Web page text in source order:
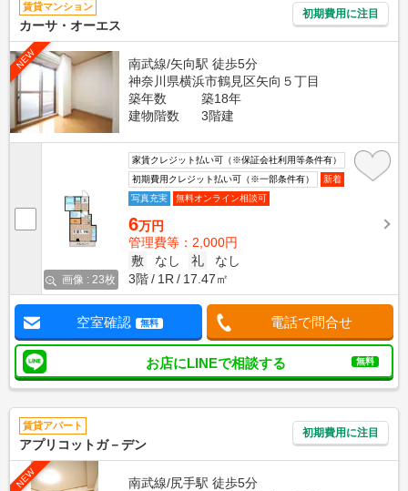
賃貸マンション
カーサ・オーエス
初期費用に注目
NEW
南武線/矢向駅 徒歩5分
神奈川県横浜市鶴見区矢向５丁目
築年数
築18年
建物階数
3階建
画像 : 23枚
家賃クレジット払い可（※保証会社利用等条件有）
初期費用クレジット払い可（※一部条件有）
新着
写真充実
無料オンライン相談可
6万円
管理費等：2,000円
敷
なし 礼
なし
3階
1R 17.47㎡
空室確認 無料 電話で問合せ
お店にLINEで相談する 無料
賃貸アパート
アプリコットガ－デン
初期費用に注目
NEW
南武線/尻手駅 徒歩5分